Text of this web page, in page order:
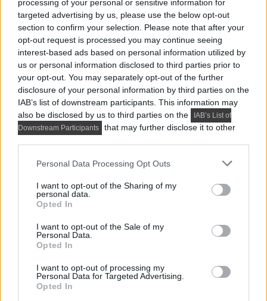
processing of your personal or sensitive information for
targeted advertising by us, please use the below opt-out
section to confirm your selection. Please note that after your
opt-out request is processed you may continue seeing
interest-based ads based on personal information utilized by
us or personal information disclosed to third parties prior to
your opt-out. You may separately opt-out of the further
disclosure of your personal information by third parties on the
IAB’s list of downstream participants. This information may
also be disclosed by us to third parties on the
IAB’s List of
Downstream Participants
that may further disclose it to other
Please note that this website/app uses one or more Google
not limited to your visit or usage behaviour. You may click to
grant or deny consent to Google and its third-party tags to
use your data for below specified purposes in below Google
consent section.
Personal Data Processing Opt Outs
I want to opt-out of the Sharing of my
personal data.
Opted In
I want to opt-out of the Sale of my
Personal Data.
Opted In
I want to opt-out of processing my
Personal Data for Targeted Advertising.
Opted In
továbbihálószoba ötletek ittés itt| lakberendezés:
Artnest Studio
Kedveled a Lakbermagazint? Állítsd be itt, hogy előrébb
jelenjenek meg cikkeink a Google-találataidban.
címkék: